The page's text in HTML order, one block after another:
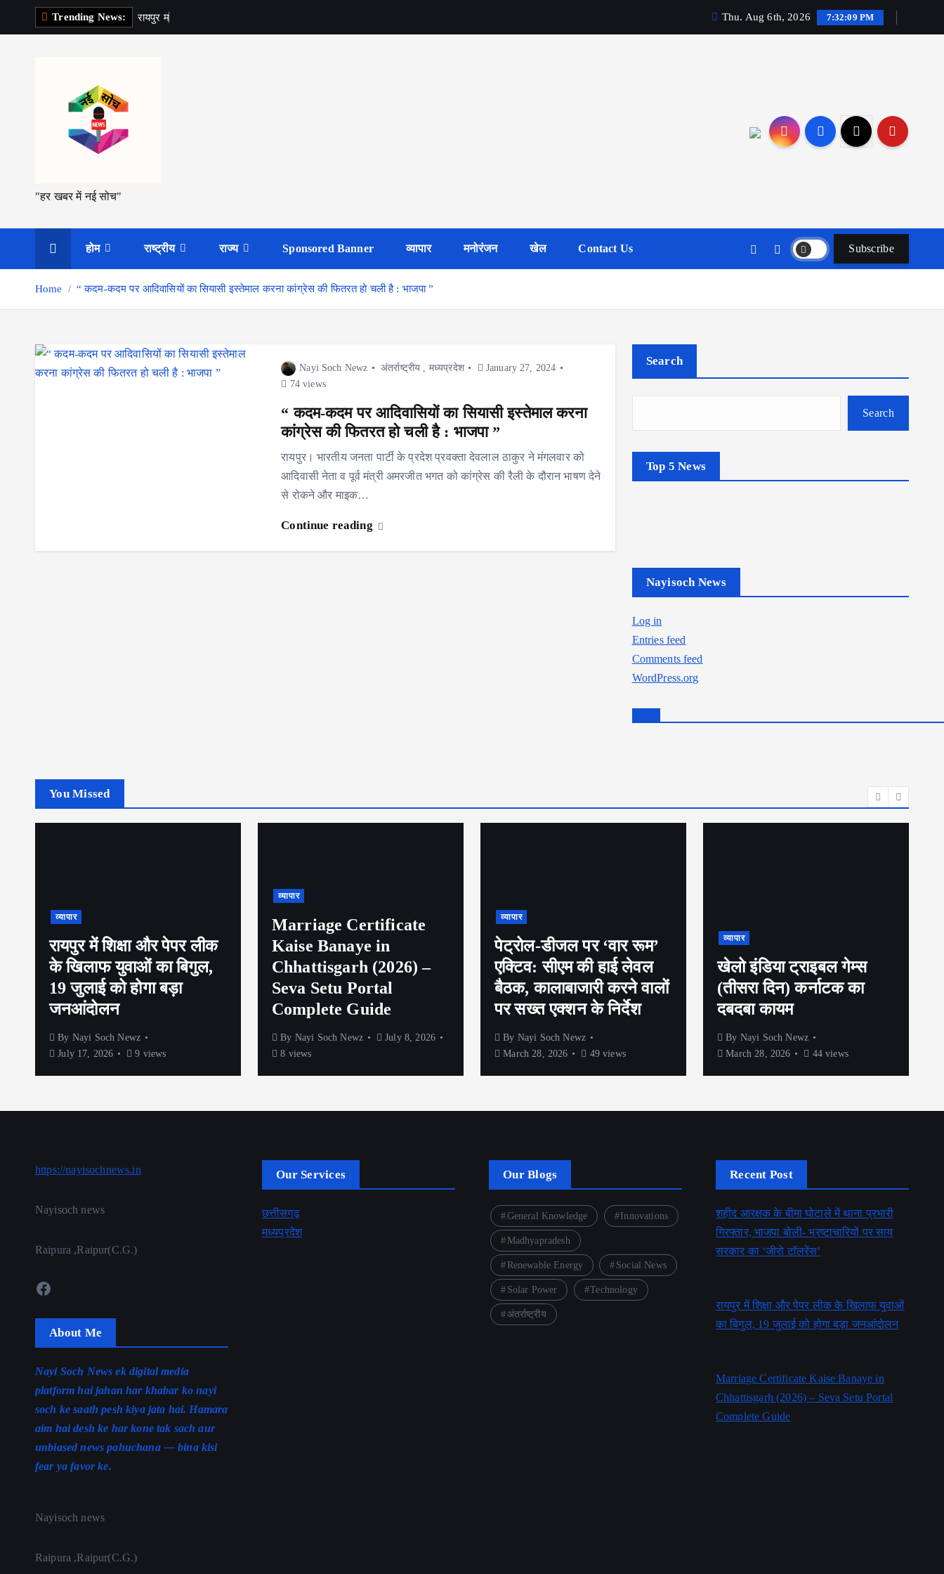
Trending News: रयपर म Thu. Aug 6th, 2026 7:32:10 PM
"हर खबर में नई सोच"
होम राष्ट्रीय राज्य Sponsored Banner व्यापार मनोरंजन खेल Contact Us Subscribe
Home “ कदम-कदम पर आदिवासियों का सियासी इस्तेमाल करना कांग्रेस की फितरत हो चली है : भाजपा ”
Nayi Soch Newz अंतर्राष्ट्रीय , मध्यप्रदेश
January 27, 2024
74 views
“ कदम-कदम पर आदिवासियों का सियासी इस्तेमाल करना
कांग्रेस की फितरत हो चली है : भाजपा ”
रायपुर। भारतीय जनता पार्टी के प्रदेश प्रवक्ता देवलाल ठाकुर ने मंगलवार को
आदिवासी नेता व पूर्व मंत्री अमरजीत भगत को कांग्रेस की रैली के दौरान भाषण देने
से रोकने और माइक…
Continue reading
Search
Search
Top 5 News
Nayisoch News
Log in
Entries feed
Comments feed
WordPress.org
You Missed
व्यापार
रायपुर में शिक्षा और पेपर लीक
के खिलाफ युवाओं का बिगुल,
19 जुलाई को होगा बड़ा
जनआंदोलन
By Nayi Soch Newz
July 17, 2026
9 views
व्यापार
Marriage Certificate
Kaise Banaye in
Chhattisgarh (2026) –
Seva Setu Portal
Complete Guide
By Nayi Soch Newz
July 8, 2026
8 views
व्यापार
पेट्रोल-डीजल पर ‘वार रूम’
एक्टिव: सीएम की हाई लेवल
बैठक, कालाबाजारी करने वालों
पर सख्त एक्शन के निर्देश
By Nayi Soch Newz
March 28, 2026
49 views
व्यापार
खेलो इंडिया ट्राइबल गेम्स
(तीसरा दिन) कर्नाटक का
दबदबा कायम
By Nayi Soch Newz
March 28, 2026
44 views
https://nayisochnews.in
Nayisoch news
Raipura ,Raipur(C.G.)
Facebook
About Me
Nayi Soch News ek digital media
platform hai jahan har khabar ko nayi
soch ke saath pesh kiya jata hai. Hamara
aim hai desh ke har kone tak sach aur
unbiased news pahuchana — bina kisi
fear ya favor ke.
Nayisoch news
Raipura ,Raipur(C.G.)
Our Services
छत्तीसगढ़
मध्यप्रदेश
Our Blogs
General Knowledge Innovations
Madhyapradesh
Renewable Energy Social News
Solar Power Technology
अंतर्राष्ट्रीय
Recent Post
शहीद आरक्षक के बीमा घोटाले में थाना प्रभारी
गिरफ्तार, भाजपा बोली- भ्रष्टाचारियों पर साय
सरकार का ‘जीरो टॉलरेंस’
रायपुर में शिक्षा और पेपर लीक के खिलाफ युवाओं
का बिगुल, 19 जुलाई को होगा बड़ा जनआंदोलन
Marriage Certificate Kaise Banaye in
Chhattisgarh (2026) – Seva Setu Portal
Complete Guide